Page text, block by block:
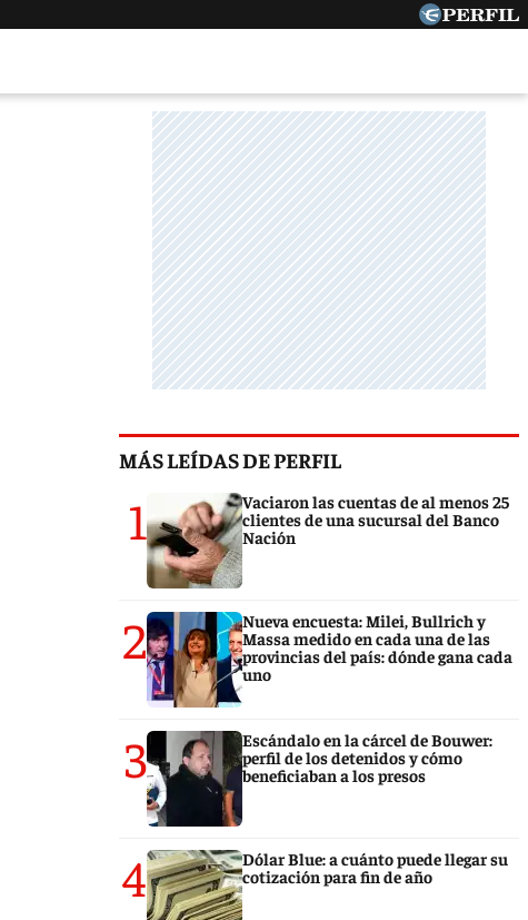
MÁS LEÍDAS DE PERFIL
1
Vaciaron las cuentas de al menos 25
clientes de una sucursal del Banco
Nación
2
Nueva encuesta: Milei, Bullrich y
Massa medido en cada una de las
provincias del país: dónde gana cada
uno
3
Escándalo en la cárcel de Bouwer:
perfil de los detenidos y cómo
beneficiaban a los presos
4
Dólar Blue: a cuánto puede llegar su
cotización para fin de año